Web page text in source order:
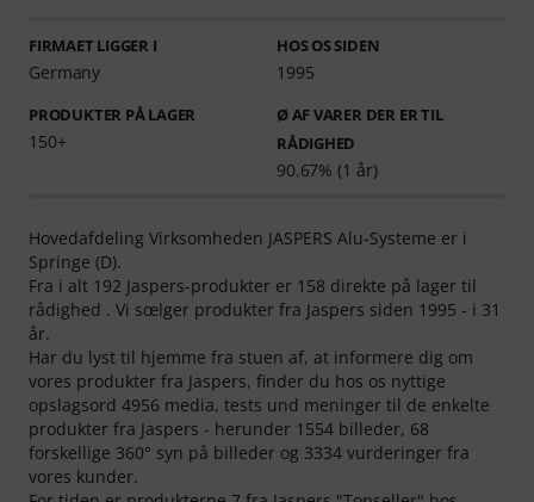
FIRMAET LIGGER I
Germany
HOS OS SIDEN
1995
PRODUKTER PÅ LAGER
150+
Ø AF VARER DER ER TIL
RÅDIGHED
90.67% (1 år)
Hovedafdeling Virksomheden JASPERS Alu-Systeme er i
Springe (D).
Fra i alt 192 Jaspers-produkter er 158 direkte på lager til
rådighed . Vi sœlger produkter fra Jaspers siden 1995 - i 31
år.
Har du lyst til hjemme fra stuen af, at informere dig om
vores produkter fra Jaspers, finder du hos os nyttige
opslagsord 4956 media, tests und meninger til de enkelte
produkter fra Jaspers - herunder 1554 billeder, 68
forskellige 360° syn på billeder og 3334 vurderinger fra
vores kunder.